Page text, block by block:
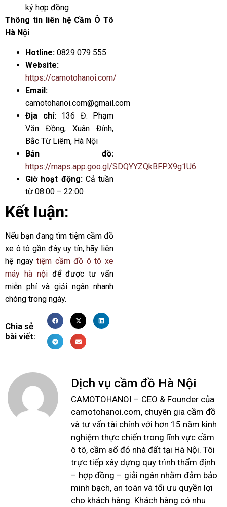
ký hợp đồng
Thông tin liên hệ Cầm Ô Tô
Hà Nội
Hotline: 0829 079 555
Website:
https://camotohanoi.com/
Email:
camotohanoi.com@gmail.com
Địa chỉ:136 Đ. Phạm
Văn Đồng, Xuân Đỉnh,
Bắc Từ Liêm, Hà Nội
Bản đồ:
https://maps.app.goo.gl/SDQYYZQkBFPX9g1U6
Giờ hoạt động:Cả tuần
từ 08:00 – 22:00
Kết luận:
Nếu bạn đang tìm tiệm cầm đồ
xe ô tô gần đây uy tín, hãy liên
hệ ngaytiệm cầm đồ ô tô xe
máy hà nộiđể được tư vấn
miễn phí và giải ngân nhanh
chóng trong ngày.
Chia sẻ
bài viết:
Dịch vụ cầm đồ Hà Nội
CAMOTOHANOI – CEO & Founder của
camotohanoi.com, chuyên gia cầm đồ
và tư vấn tài chính với hơn 15 năm kinh
nghiệm thực chiến trong lĩnh vực cầm
ô tô, cầm sổ đỏ nhà đất tại Hà Nội. Tôi
trực tiếp xây dựng quy trình thẩm định
– hợp đồng – giải ngân nhằm đảm bảo
minh bạch, an toàn và tối ưu quyền lợi
cho khách hàng. Khách hàng có nhu